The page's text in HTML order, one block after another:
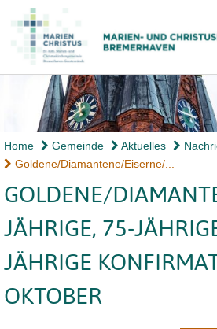
Home Gemeinde Aktuelles
Goldene/Diamantene/Eiserne/...
GOLDENE/
JÄHRIGE, 75-
JÄHRIGE
OKTOBER